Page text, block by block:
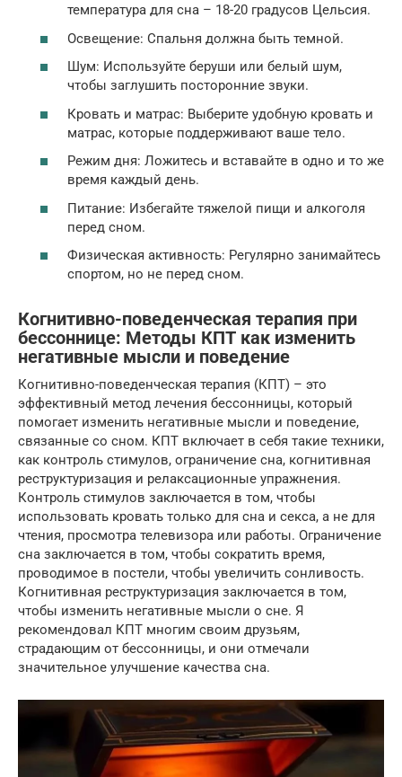
температура для сна – 18-20 градусов Цельсия.
Освещение: Спальня должна быть темной.
Шум: Используйте беруши или белый шум,
чтобы заглушить посторонние звуки.
Кровать и матрас: Выберите удобную кровать и
матрас, которые поддерживают ваше тело.
Режим дня: Ложитесь и вставайте в одно и то же
время каждый день.
Питание: Избегайте тяжелой пищи и алкоголя
перед сном.
Физическая активность: Регулярно занимайтесь
спортом, но не перед сном.
Когнитивно-поведенческая терапия при
бессоннице: Методы КПТ как изменить
негативные мысли и поведение
Когнитивно-поведенческая терапия (КПТ) – это
эффективный метод лечения бессонницы, который
помогает изменить негативные мысли и поведение,
связанные со сном. КПТ включает в себя такие техники,
как контроль стимулов, ограничение сна, когнитивная
реструктуризация и релаксационные упражнения.
Контроль стимулов заключается в том, чтобы
использовать кровать только для сна и секса, а не для
чтения, просмотра телевизора или работы. Ограничение
сна заключается в том, чтобы сократить время,
проводимое в постели, чтобы увеличить сонливость.
Когнитивная реструктуризация заключается в том,
чтобы изменить негативные мысли о сне. Я
рекомендовал КПТ многим своим друзьям,
страдающим от бессонницы, и они отмечали
значительное улучшение качества сна.